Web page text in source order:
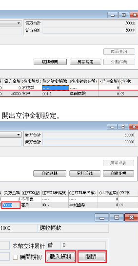
出立沖金額設定。